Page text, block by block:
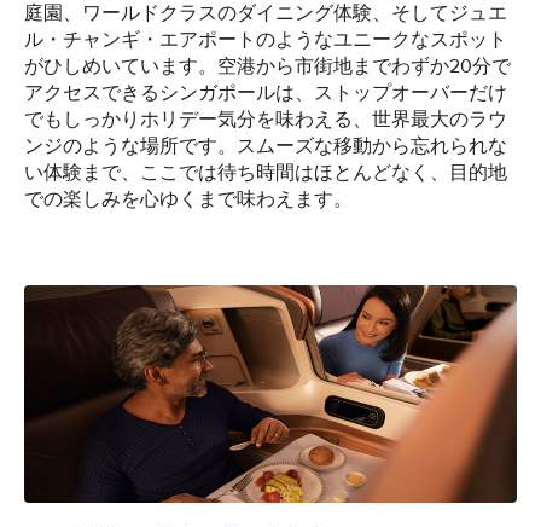
庭園、ワールドクラスのダイニング体験、そしてジュエ
ル・チャンギ・エアポートのようなユニークなスポット
がひしめいています。空港から市街地までわずか20分で
アクセスできるシンガポールは、ストップオーバーだけ
でもしっかりホリデー気分を味わえる、世界最大のラウ
ンジのような場所です。スムーズな移動から忘れられな
い体験まで、ここでは待ち時間はほとんどなく、目的地
での楽しみを心ゆくまで味わえます。